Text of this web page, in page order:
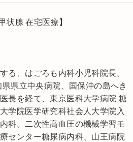
状腺 在宅医療】
る、はごろも内科小児科院長。
県立中央病院、国保沖の島へき
長を経て、東京医科大学病院 糖
学院医学研究科社会人大学院入
科。二次性高血圧の機械学習モ
センター糖尿病内科、山王病院